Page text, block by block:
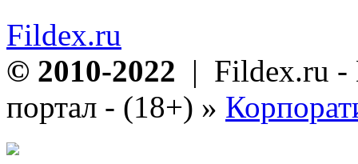
Fildex.ru
© 2010-2022 | Fildex.ru -
портал - (18+) »